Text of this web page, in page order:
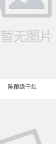
陈酿级干红